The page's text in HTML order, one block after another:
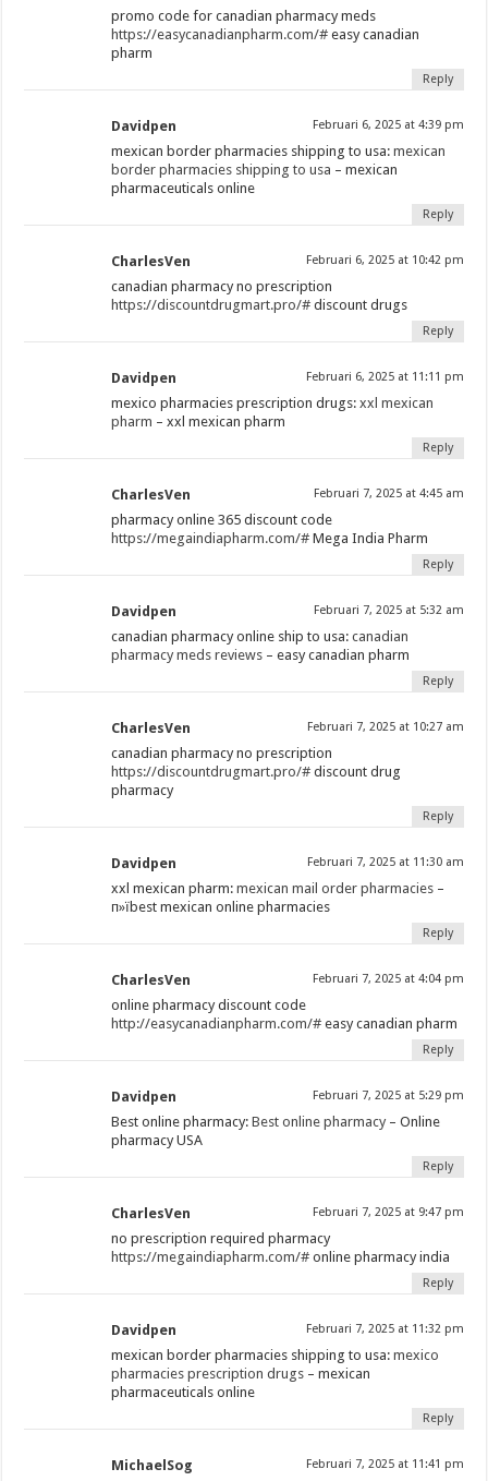
promo code for canadian pharmacy meds
https://easycanadianpharm.com/# easy canadian
pharm
Reply
Davidpen Februari 6, 2025 at 4:39 pm
mexican border pharmacies shipping to usa:mexican
border pharmacies shipping to usa – mexican
pharmaceuticals online
Reply
CharlesVen Februari 6, 2025 at 10:42 pm
canadian pharmacy no prescription
https://discountdrugmart.pro/# discount drugs
Reply
Davidpen Februari 6, 2025 at 11:11 pm
mexico pharmacies prescription drugs:xxl mexican
pharm – xxl mexican pharm
Reply
CharlesVen Februari 7, 2025 at 4:45 am
pharmacy online 365 discount code
https://megaindiapharm.com/# Mega India Pharm
Reply
Davidpen Februari 7, 2025 at 5:32 am
canadian pharmacy online ship to usa:canadian
pharmacy meds reviews – easy canadian pharm
Reply
CharlesVen Februari 7, 2025 at 10:27 am
canadian pharmacy no prescription
https://discountdrugmart.pro/# discount drug
pharmacy
Reply
Davidpen Februari 7, 2025 at 11:30 am
xxl mexican pharm:mexican mail order pharmacies –
п»їbest mexican online pharmacies
Reply
CharlesVen Februari 7, 2025 at 4:04 pm
online pharmacy discount code
http://easycanadianpharm.com/# easy canadian pharm
Reply
Davidpen Februari 7, 2025 at 5:29 pm
Best online pharmacy:Best online pharmacy – Online
pharmacy USA
Reply
CharlesVen Februari 7, 2025 at 9:47 pm
no prescription required pharmacy
https://megaindiapharm.com/# online pharmacy india
Reply
Davidpen Februari 7, 2025 at 11:32 pm
mexican border pharmacies shipping to usa:mexico
pharmacies prescription drugs – mexican
pharmaceuticals online
Reply
MichaelSog Februari 7, 2025 at 11:41 pm